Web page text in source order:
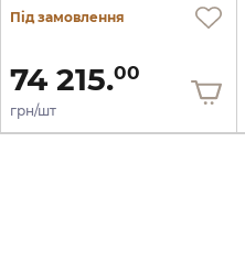
Під замовлення
74 215.00
грн/шт